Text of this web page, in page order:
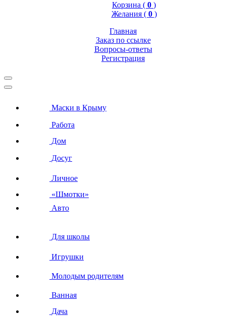
Корзина ( 0 )
Желания ( 0 )
Главная
Заказ по ссылке
Вопросы-ответы
Регистрация
Маски в Крыму
Работа
Дом
Досуг
Личное
«Шмотки»
Авто
Для школы
Игрушки
Молодым родителям
Ванная
Дача